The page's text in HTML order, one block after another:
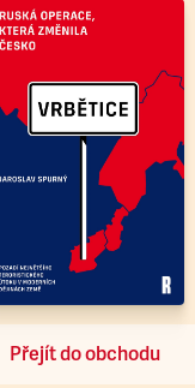
Přejít do obchodu